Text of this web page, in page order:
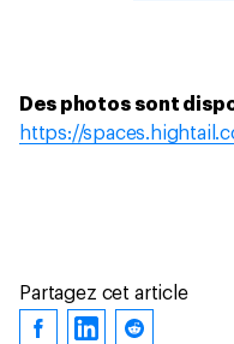
Des photos sont
https://
Partagez cet article